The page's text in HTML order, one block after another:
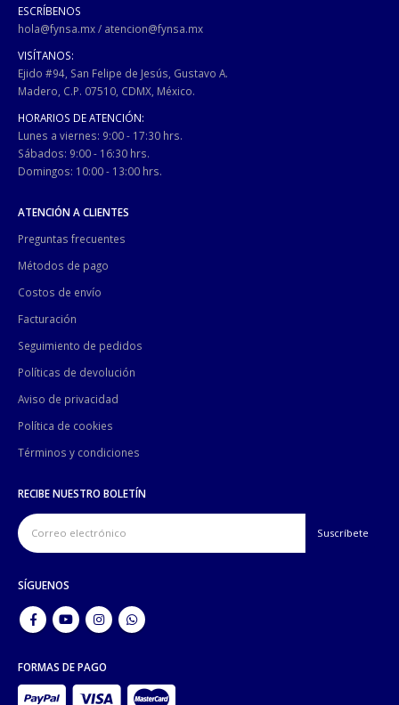
ESCRÍBENOS
hola@fynsa.mx/ atencion@fynsa.mx
VISÍTANOS:
Ejido #94, San Felipe de Jesús, Gustavo A.
Madero, C.P. 07510, CDMX, México.
HORARIOS DE ATENCIÓN:
Lunes a viernes: 9:00 - 17:30 hrs.
Sábados: 9:00 - 16:30 hrs.
Domingos: 10:00 - 13:00 hrs.
ATENCIÓN A CLIENTES
Preguntas frecuentes
Métodos de pago
Costos de envío
Facturación
Seguimiento de pedidos
Políticas de devolución
Aviso de privacidad
Política de cookies
Términos y condiciones
RECIBE NUESTRO BOLETÍN
SÍGUENOS
FORMAS DE PAGO